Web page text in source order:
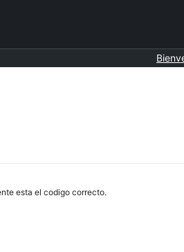
esta el codigo correcto.